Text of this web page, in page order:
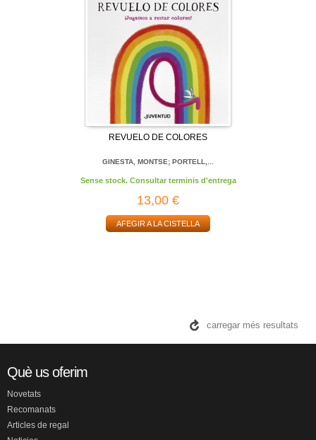
REVUELO DE COLORES
GINESTA, MONTSE; PORTELL,...
Sense stock. Consultar terminis d'entrega
13,00 €
AFEGIR A LA CISTELLA
carregar més resultats
Què us oferim
Novetats
Recomanats
Articles de regal